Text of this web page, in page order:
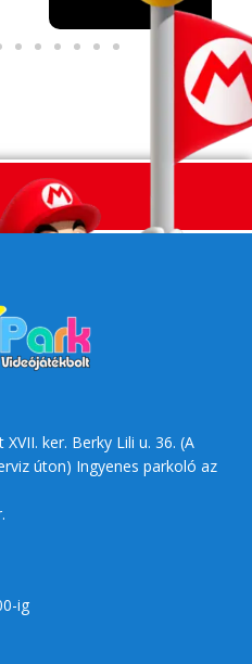
ker. Berky Lili u. 36. (A
úton) Ingyenes parkoló az
ig